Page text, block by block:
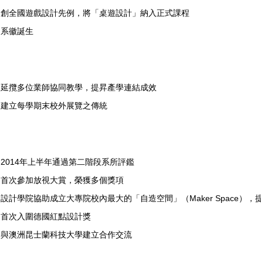
創全國遊戲設計先例，將「桌遊設計」納入正式課程
系徽誕生
延攬多位業師協同教學，提昇產學連結成效
建立每學期末校外展覽之傳統
2014年上半年通過第二階段系所評鑑
首次參加放視大賞，榮獲多個獎項
設計學院協助成立大專院校內最大的「自造空間」（Maker Space），
首次入圍德國紅點設計獎
與澳洲昆士蘭科技大學建立合作交流